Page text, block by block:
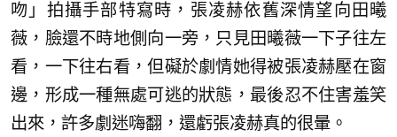
吻」拍攝手部特寫時，張凌赫依舊深情望向田曦
薇，臉還不時地側向一旁，只見田曦薇一下子往左
看，一下往右看，但礙於劇情她得被張凌赫壓在窗
邊，形成一種無處可逃的狀態，最後忍不住害羞笑
出來，許多劇迷嗨翻，還虧張凌赫真的很暈。